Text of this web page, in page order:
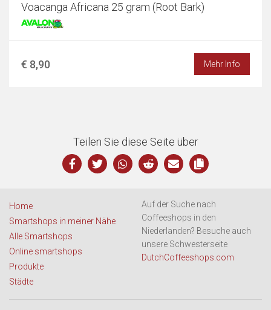
Voacanga Africana 25 gram (Root Bark)
€ 8,90 Mehr Info
Teilen Sie diese Seite über
Home
Smartshops in meiner Nähe
Alle Smartshops
Online smartshops
Produkte
Städte
Auf der Suche nach
Coffeeshops in den
Niederlanden? Besuche auch
unsere Schwesterseite
DutchCoffeeshops.com